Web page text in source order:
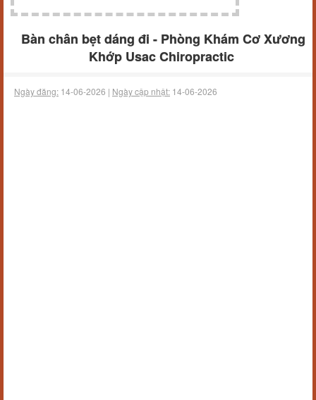
Bàn chân bẹt dáng đi - Phòng Khám Cơ Xương
Khớp Usac Chiropractic
Ngày đăng: 14-06-2026 | Ngày cập nhật: 14-06-2026